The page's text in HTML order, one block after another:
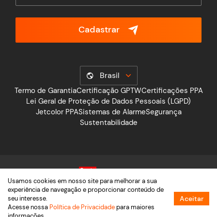
Cadastrar
Brasil
Termo de GarantiaCertificação GPTWCertificações PPA
Lei Geral de Proteção de Dados Pessoais (LGPD)
Jetcolor PPASistemas de AlarmeSegurança
Sustentabilidade
Usamos cookies em nosso site para melhorar a sua
experiência de navegação e proporcionar conteúdo de
seu interesse.
Acesse nossa Política de Privacidadepara maiores
Aceitar